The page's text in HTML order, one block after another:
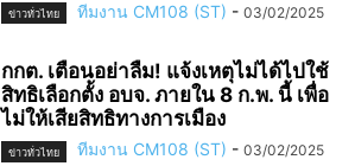
ข่าวทั่วไทย ทีมงาน CM108 (ST) - 03/02/2025
กกต. เตือนอย่าลืม! แจ้งเหตุไม่ได้ไปใช้
สิทธิเลือกตั้ง อบจ. ภายใน 8 ก.พ. นี้ เพื่อ
ไม่ให้เสียสิทธิทางการเมือง
ข่าวทั่วไทย ทีมงาน CM108 (ST) - 03/02/2025